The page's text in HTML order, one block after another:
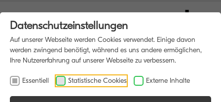
Datenschutzeinstellungen
Auf unserer Webseite werden Cookies verwendet. Einige davon
werden zwingend benötigt, während es uns andere ermöglichen,
Ihre Nutzererfahrung auf unserer Webseite zu verbessern.
Essentiell Statistische Cookies Externe Inhalte